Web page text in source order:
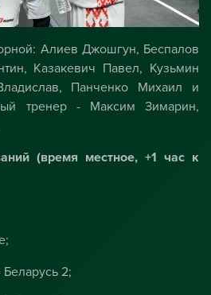
Алиев Джошгун, Беспалов
Казакевич Павел, Кузьмин
Панченко Михаил и
тренер - Максим Зимарин,
(время местное, +1 час к
Беларусь 2;